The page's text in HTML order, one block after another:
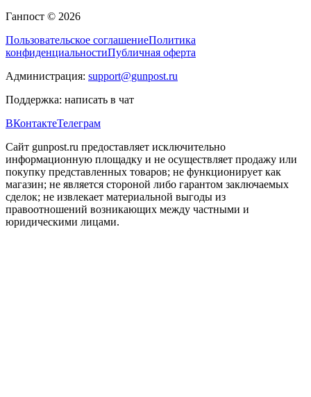
Ганпост © 2026
Пользовательское соглашениеПолитика
конфиденциальностиПубличная оферта
Администрация: support@gunpost.ru
Поддержка: написать в чат
ВКонтактеТелеграм
Сайт gunpost.ru предоставляет исключительно
информационную площадку и не осуществляет продажу или
покупку представленных товаров; не функционирует как
магазин; не является стороной либо гарантом заключаемых
сделок; не извлекает материальной выгоды из
правоотношений возникающих между частными и
юридическими лицами.